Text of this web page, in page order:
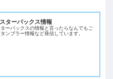
ターバックス情報
ーバックスの情報と言ったらなんでもご
ンブラー情報など発信しています。